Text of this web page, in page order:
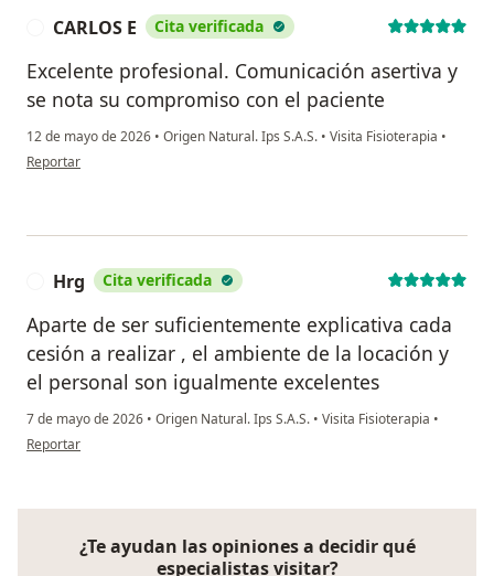
CARLOS E Cita verificada
Excelente profesional. Comunicación asertiva y
se nota su compromiso con el paciente
12 de mayo de 2026 • Origen Natural. Ips S.A.S. • Visita Fisioterapia •
en opinión del usuario CARLOS E
Reportar
Hrg Cita verificada
Aparte de ser suficientemente explicativa cada
cesión a realizar , el ambiente de la locación y
el personal son igualmente excelentes
7 de mayo de 2026 • Origen Natural. Ips S.A.S. • Visita Fisioterapia •
en opinión del usuario Hrg
Reportar
¿Te ayudan las opiniones a decidir qué
especialistas visitar?